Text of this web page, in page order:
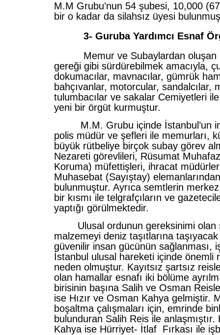
M.M Grubu’nun 54 şubesi, 10,000
bir o kadar da silahsız üyesi
3- Guruba Yardımcı Esnaf
Memur ve Subaylardan oluşan
gereği gibi sürdürebilmek amacıyla,
dokumacılar, mavnacılar, gümrük
bahçıvanlar, motorcular, sandalcılar,
tulumbacılar ve sakalar Cemiyetleri
yeni bir örgüt kurmuştur.
M.M. Grubu içinde İstanbul’un
polis müdür ve şefleri ile memurları,
büyük rütbeliye birçok subay görev
Nezareti görevlileri, Rüsumat
Koruma) müfettişleri, ihracat
Muhasebat (Sayıştay)
bulunmuştur. Ayrıca semtlerin
bir kısmı ile telgrafçıların ve
yaptığı görülmektedir.
Ulusal ordunun gereksinimi olan
malzemeyi deniz taşıtlarına
güvenilir insan gücünün sağlanması,
İstanbul ulusal hareketi içinde önemli
neden olmuştur. Kayıtsız şartsız
olan hamallar esnafı iki bölüme
birisinin başına Salih ve Osman
ise Hızır ve Osman Kahya gelmiştir.
boşaltma çalışmaları için, emrinde
bulunduran Salih Reis ile anlaşmıştır.
Kahya ise Hürriyet- İtlaf Fırkası ile